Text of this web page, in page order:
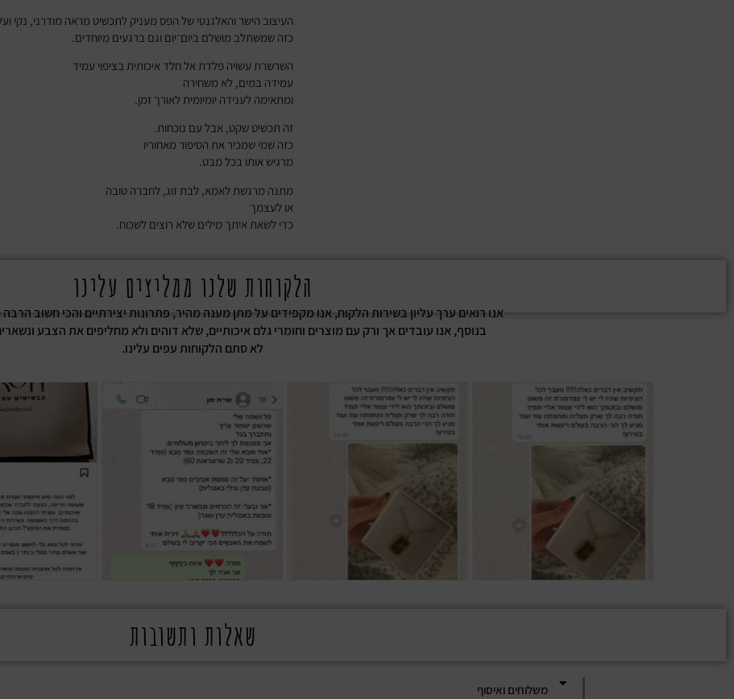
העיצוב הישר והאלגנטי של הפס מעניק לתכשיט מראה מודרני, נקי
כזה שמשתלב מושלם ביום־יום וגם ברגעים מיוחדים.
השרשרת עשויה פלדת אל חלד איכותית בציפוי עמיד
עמידה במים, לא משחירה
ומתאימה לענידה יומיומית לאורך זמן.
זה תכשיט שקט, אבל עם נוכחות.
כזה שמי שמכיר את הסיפור מאחוריו
מרגיש אותו בכל מבט.
מתנה מרגשת לאמא, לבת זוג, לחברה טובה
או לעצמך
כדי לשאת איתך מילים שלא רוצים לשכוח.
הלקוחות שלנו ממליצים עלינו
אנו רואים ערך עליון בשירות הלקוח, אנו מקפידים על מתן מענה מהיר, פתרונות יצירתיים והכי חשוב
בנוסף, אנו עובדים אך ורק עם מוצרים וחומרי גלם איכותיים, שלא דוהים ולא מחליפים את הצבע
לא סתם הלקוחות עפים עלינו.
שאלות ותשובות
משלוחים ואיסוף